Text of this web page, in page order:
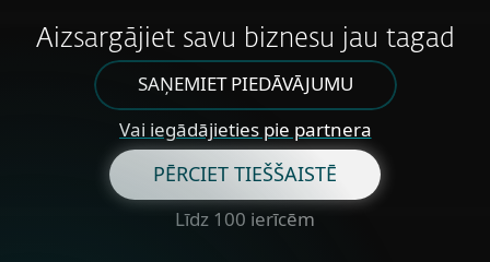
Aizsargājiet savu biznesu jau tagad
SAŅEMIET PIEDĀVĀJUMU
Vai iegādājieties pie partnera
PĒRCIET TIEŠŠAISTĒ
Līdz 100 ierīcēm